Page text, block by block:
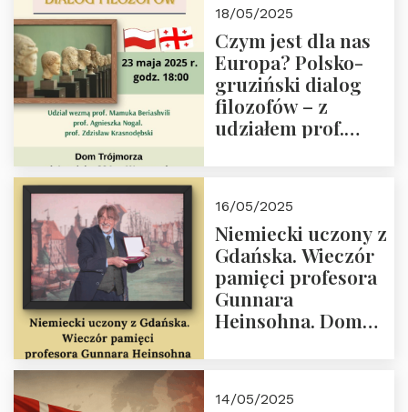
społeczny, członek
Kapituły Nagrody
im. Prezydenta
Lecha
Kaczyńskiego.
Wielki autorytet.
18/05/2025
Czym jest dla nas
Europa? Polsko-
gruziński dialog
filozofów – z
udziałem prof.
Dom Trójmorza 23
maja 2025 r. godz.
18:00.
16/05/2025
Niemiecki uczony z
Gdańska. Wieczór
pamięci profesora
Gunnara
Heinsohna. Dom
14/05/2025